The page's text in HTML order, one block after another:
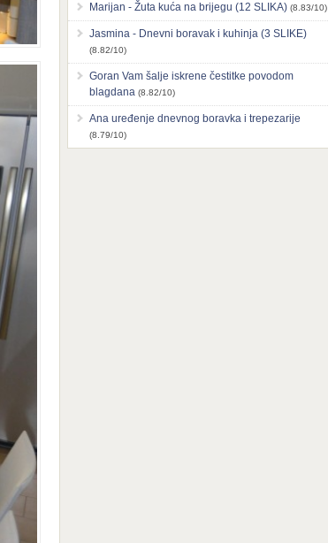
Marijan - Žuta kuća na brijegu (12 SLIKA) (8.83/10)
Jasmina - Dnevni boravak i kuhinja (3 SLIKE)
(8.82/10)
Goran Vam šalje iskrene čestitke povodom
blagdana (8.82/10)
Ana uređenje dnevnog boravka i trepezarije
(8.79/10)